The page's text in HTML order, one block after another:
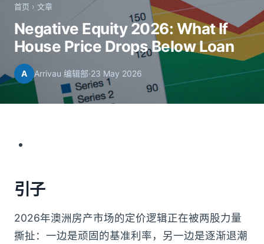
首页 › 文章
Negative Equity 2026: What If
House Price Drops Below Loan
A Arrivau 编辑部·23 May 2026
引子
2026年澳洲房产市场的定价逻辑正在被两股力量
撕扯：一边是顽固的基准利率，另一边是逐渐退潮